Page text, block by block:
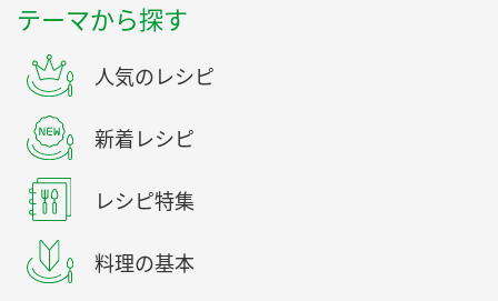
テーマから探す
人気のレシピ
新着レシピ
レシピ特集
料理の基本